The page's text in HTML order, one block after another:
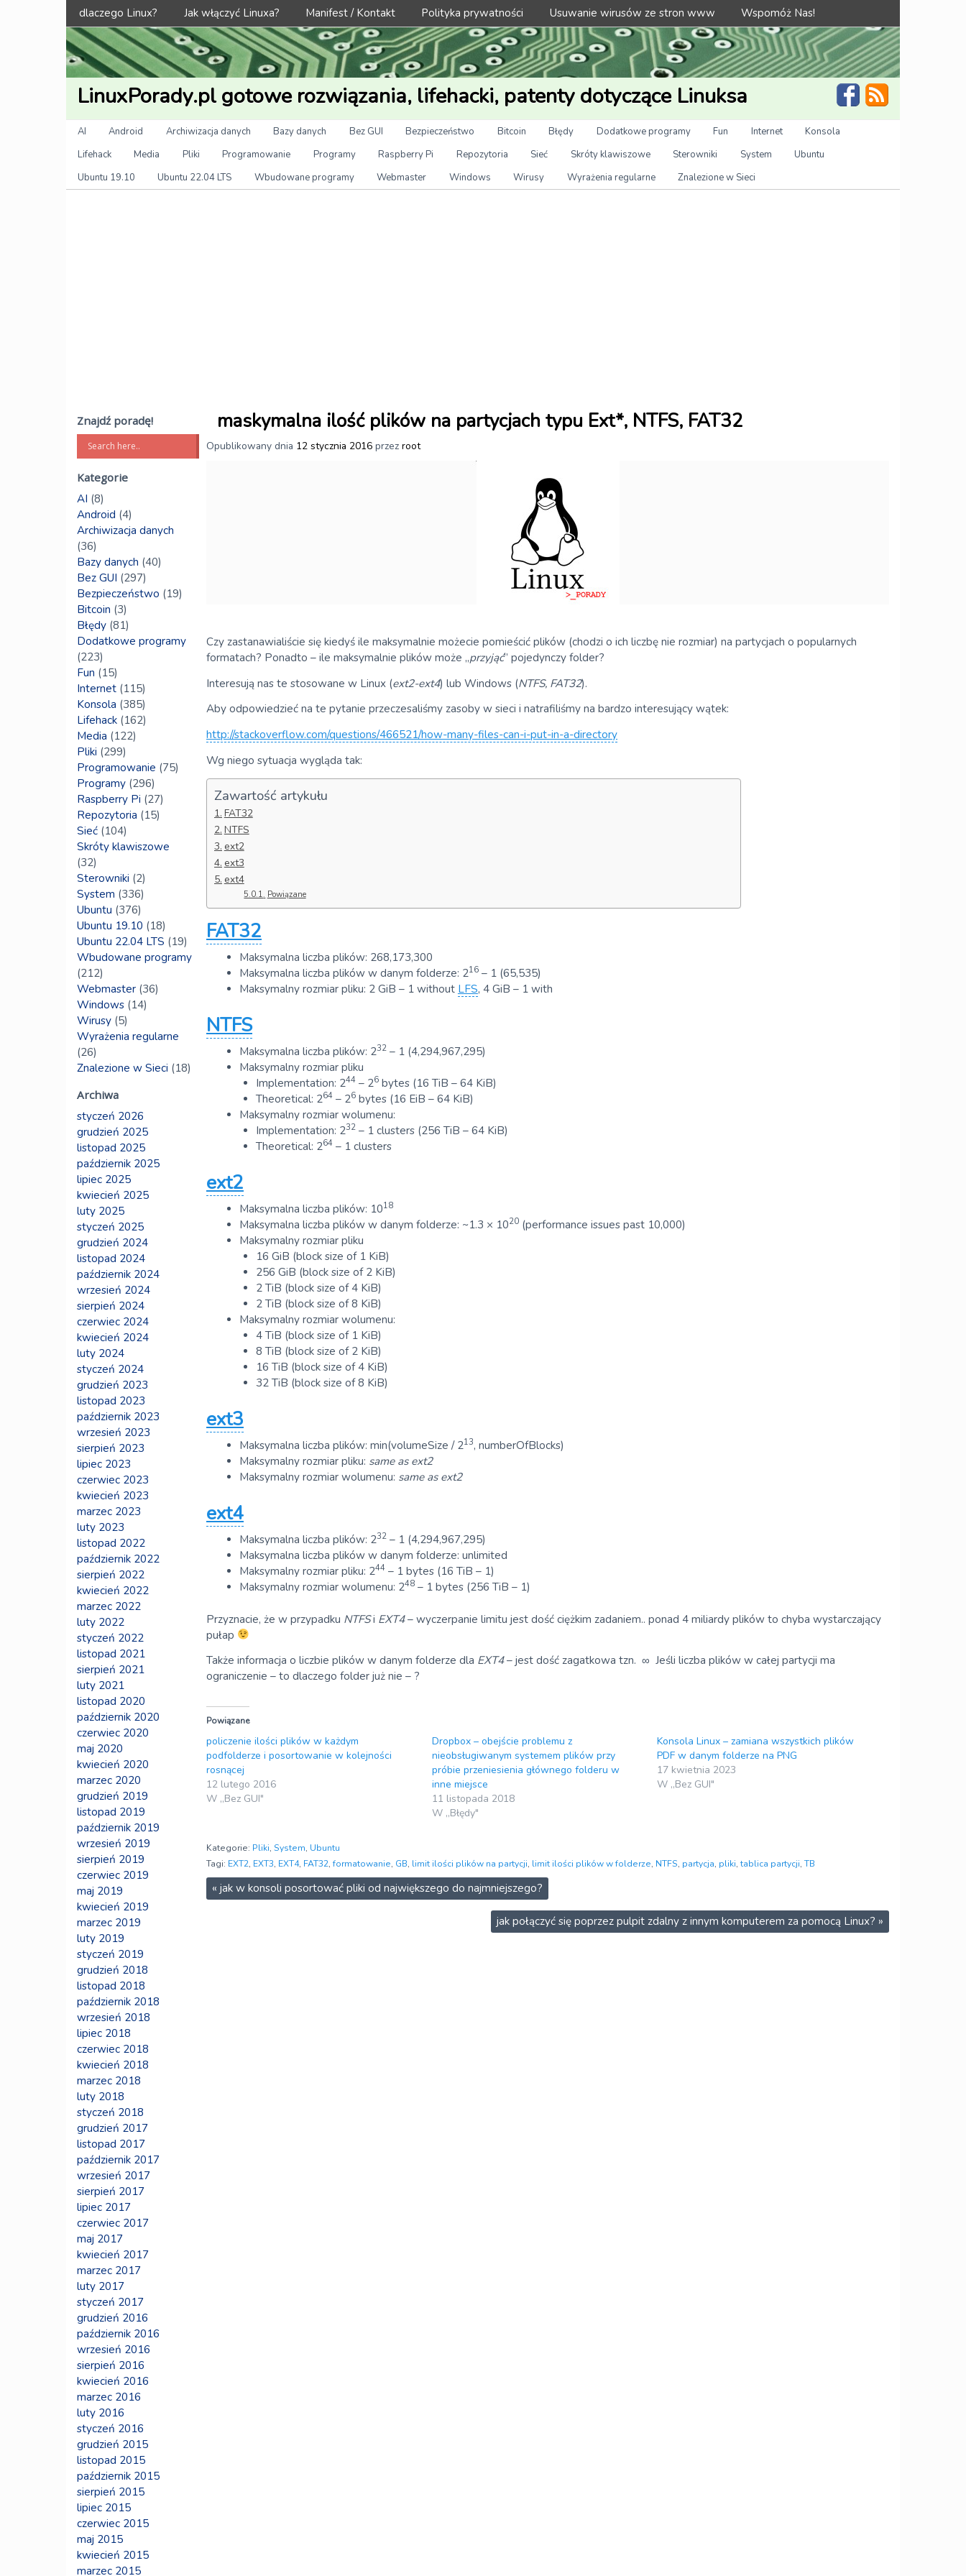
Menu
dlaczego Linux? Jak włączyć Linuxa? Manifest / Kontakt Polityka prywatności Usuwanie wirusów ze stron www Wspomóż Nas!
LinuxPorady.pl gotowe rozwiązania, lifehacki, patenty dotyczące Linuksa
Kategorie
AI Android Archiwizacja danych Bazy danych Bez GUI Bezpieczeństwo Bitcoin Błędy Dodatkowe programy Fun Internet
Konsola
Lifehack
Media Pliki Programowanie Programy Raspberry Pi Repozytoria Sieć Skróty klawiszowe Sterowniki System
Ubuntu
Ubuntu 19.10
Ubuntu 22.04 LTS Wbudowane programy Webmaster Windows Wirusy Wyrażenia regularne Znalezione w Sieci
maskymalna ilość plików na partycjach typu Ext*, NTFS, FAT32
Opublikowany dnia 12 stycznia 2016 przez root
Czy zastanawialiście się kiedyś ile maksymalnie możecie pomieścić plików (chodzi o ich liczbę nie rozmiar) na partycjach o popularnych
formatach? Ponadto – ile maksymalnie plików może „przyjąć” pojedynczy folder?
Interesują nas te stosowane w Linux (ext2-ext4) lub Windows (NTFS, FAT32).
Aby odpowiedzieć na te pytanie przeczesaliśmy zasoby w sieci i natrafiliśmy na bardzo interesujący wątek:
http://stackoverflow.com/questions/466521/how-many-files-can-i-put-in-a-directory
Wg niego sytuacja wygląda tak:
Zawartość artykułu
FAT32
NTFS
ext2
ext3
ext4
Powiązane
FAT32
Maksymalna liczba plików: 268,173,300
Maksymalna liczba plików w danym folderze: 216– 1 (65,535)
Maksymalny rozmiar pliku: 2 GiB – 1 without LFS, 4 GiB – 1 with
NTFS
Maksymalna liczba plików: 232– 1 (4,294,967,295)
Maksymalny rozmiar pliku
Implementation: 244 – 26bytes (16 TiB – 64 KiB)
Theoretical: 264 – 26bytes (16 EiB – 64 KiB)
Maksymalny rozmiar wolumenu:
Implementation: 232– 1 clusters (256 TiB – 64 KiB)
Theoretical: 264 – 1 clusters
ext2
Maksymalna liczba plików: 1018
Maksymalna liczba plików w danym folderze: ~1.3 × 1020(performance issues past 10,000)
Maksymalny rozmiar pliku
16 GiB (block size of 1 KiB)
256 GiB (block size of 2 KiB)
2 TiB (block size of 4 KiB)
2 TiB (block size of 8 KiB)
Maksymalny rozmiar wolumenu:
4 TiB (block size of 1 KiB)
8 TiB (block size of 2 KiB)
16 TiB (block size of 4 KiB)
32 TiB (block size of 8 KiB)
ext3
Maksymalna liczba plików: min(volumeSize / 213, numberOfBlocks)
Maksymalny rozmiar pliku: same as ext2
Maksymalny rozmiar wolumenu: same as ext2
ext4
Maksymalna liczba plików: 232– 1 (4,294,967,295)
Maksymalna liczba plików w danym folderze: unlimited
Maksymalny rozmiar pliku: 244 – 1 bytes (16 TiB – 1)
Maksymalny rozmiar wolumenu: 248– 1 bytes (256 TiB – 1)
Przyznacie, że w przypadku NTFSi EXT4– wyczerpanie limitu jest dość ciężkim zadaniem.. ponad 4 miliardy plików to chyba wystarczający
pułap
Także informacja o liczbie plików w danym folderze dla EXT4– jest dość zagatkowa tzn. ∞ Jeśli liczba plików w całej partycji ma
ograniczenie – to dlaczego folder już nie – ?
Powiązane
policzenie ilości plików w każdym
podfolderze i posortowanie w kolejności
rosnącej
12 lutego 2016
W „Bez GUI"
Dropbox – obejście problemu z
nieobsługiwanym systemem plików przy
próbie przeniesienia głównego folderu w
inne miejsce
11 listopada 2018
W „Błędy"
Konsola Linux – zamiana wszystkich plików
PDF w danym folderze na PNG
17 kwietnia 2023
W „Bez GUI"
Kategorie: Pliki, System, Ubuntu
Tagi: EXT2, EXT3, EXT4, FAT32, formatowanie, GB, limit ilości plików na partycji, limit ilości plików w folderze, NTFS, partycja, pliki,tablica partycji, TB
« jak w konsoli posortować pliki od największego do najmniejszego?
jak połączyć się poprzez pulpit zdalny z innym komputerem za pomocą Linux? »
Znajdź poradę!
Kategorie
AI (8)
Android (4)
Archiwizacja danych
(36)
Bazy danych (40)
Bez GUI (297)
Bezpieczeństwo (19)
Bitcoin (3)
Błędy (81)
Dodatkowe programy
(223)
Fun (15)
Internet (115)
Konsola (385)
Lifehack (162)
Media (122)
Pliki (299)
Programowanie (75)
Programy (296)
Raspberry Pi (27)
Repozytoria (15)
Sieć (104)
Skróty klawiszowe
(32)
Sterowniki (2)
System (336)
Ubuntu (376)
Ubuntu 19.10 (18)
Ubuntu 22.04 LTS (19)
Wbudowane programy
(212)
Webmaster (36)
Windows (14)
Wirusy (5)
Wyrażenia regularne
(26)
Znalezione w Sieci (18)
Archiwa
styczeń 2026
grudzień 2025
listopad 2025
październik 2025
lipiec 2025
kwiecień 2025
luty 2025
styczeń 2025
grudzień 2024
listopad 2024
październik 2024
wrzesień 2024
sierpień 2024
czerwiec 2024
kwiecień 2024
luty 2024
styczeń 2024
grudzień 2023
listopad 2023
październik 2023
wrzesień 2023
sierpień 2023
lipiec 2023
czerwiec 2023
kwiecień 2023
marzec 2023
luty 2023
listopad 2022
październik 2022
sierpień 2022
kwiecień 2022
marzec 2022
luty 2022
styczeń 2022
listopad 2021
sierpień 2021
luty 2021
listopad 2020
październik 2020
czerwiec 2020
maj 2020
kwiecień 2020
marzec 2020
grudzień 2019
listopad 2019
październik 2019
wrzesień 2019
sierpień 2019
czerwiec 2019
maj 2019
kwiecień 2019
marzec 2019
luty 2019
styczeń 2019
grudzień 2018
listopad 2018
październik 2018
wrzesień 2018
lipiec 2018
czerwiec 2018
kwiecień 2018
marzec 2018
luty 2018
styczeń 2018
grudzień 2017
listopad 2017
październik 2017
wrzesień 2017
sierpień 2017
lipiec 2017
czerwiec 2017
maj 2017
kwiecień 2017
marzec 2017
luty 2017
styczeń 2017
grudzień 2016
październik 2016
wrzesień 2016
sierpień 2016
kwiecień 2016
marzec 2016
luty 2016
styczeń 2016
grudzień 2015
listopad 2015
październik 2015
sierpień 2015
lipiec 2015
czerwiec 2015
maj 2015
kwiecień 2015
marzec 2015